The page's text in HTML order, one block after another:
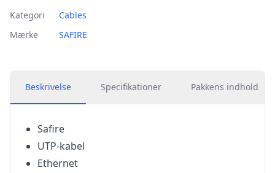
Kategori
Cables
Mærke
SAFIRE
Beskrivelse Specifikationer Pakkens indhold
Safire
UTP-kabel
Ethernet